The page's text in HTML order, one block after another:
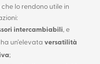
che lo rendono utile in
intercambiabili, e
un’elevata versatilità
;